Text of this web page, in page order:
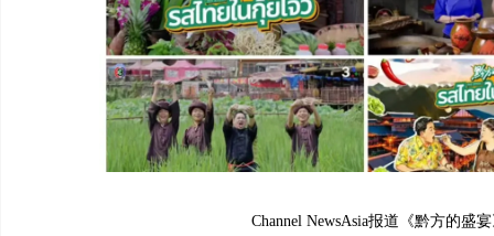
Channel NewsAsia报道《黔方的盛宴